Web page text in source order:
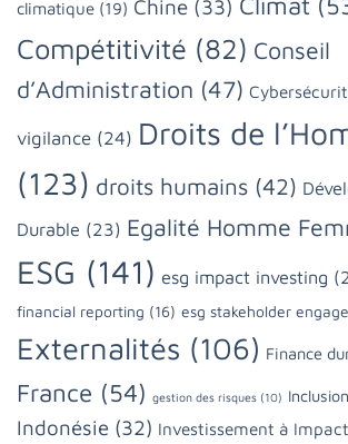
climatique (19) Chine (33)
Compétitivité (82) Conseil
d’Administration (47)
vigilance (24) Droits de
(123) droits humains (42)
Durable (23) Egalité Homme
ESG (141) esg impact investing
financial reporting (16) esg stakeholder
Externalités (106) Finance
France (54) gestion des risques (10) Inclusion
Indonésie (32) Investissement à Impact